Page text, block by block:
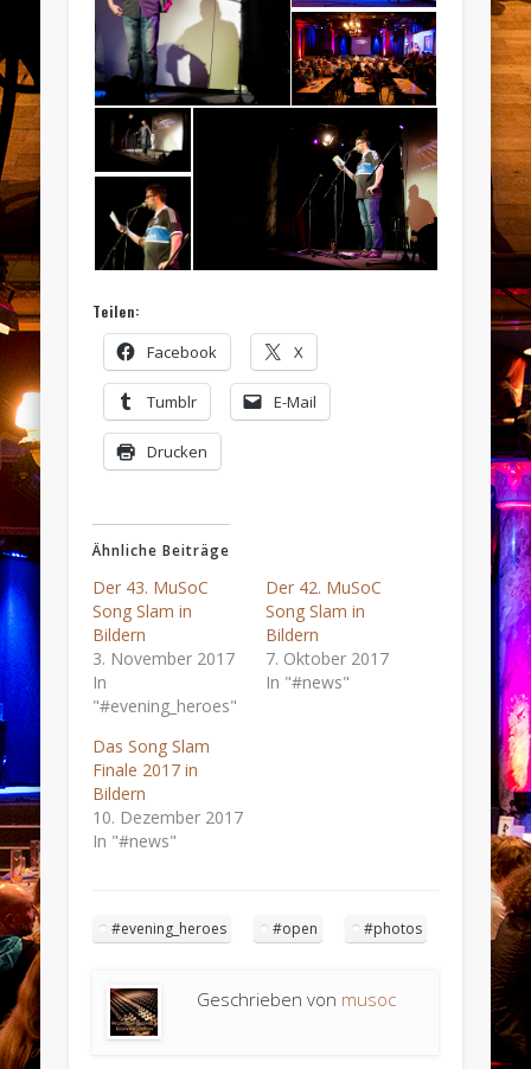
Teilen:
Facebook X
Tumblr E-Mail
Drucken
Ähnliche Beiträge
Der 43. MuSoC
Song Slam in
Bildern
3. November 2017
In
"#evening_heroes"
Der 42. MuSoC
Song Slam in
Bildern
7. Oktober 2017
In "#news"
Das Song Slam
Finale 2017 in
Bildern
10. Dezember 2017
In "#news"
#evening_heroes #open #photos
Geschrieben von musoc